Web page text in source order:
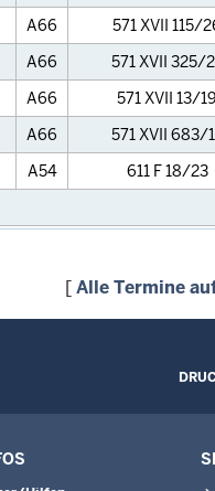
A66 571 XVII 115/
A66 571 XVII 325/
A66 571 XVII 13/19
A66 571 XVII 683/
A54 611 F 18/23
[Alle Termine